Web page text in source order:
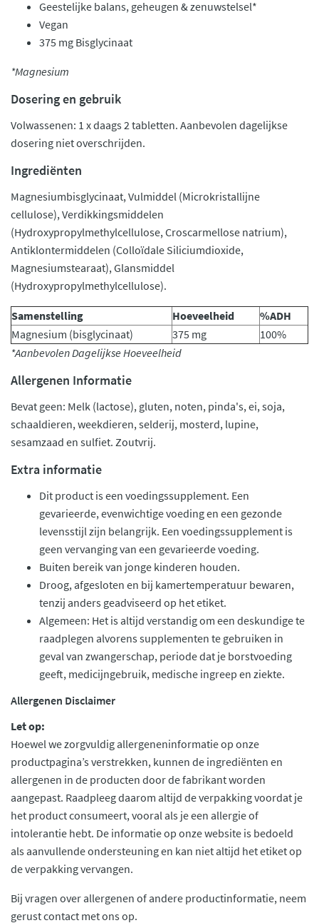
Geestelijke balans, geheugen & zenuwstelsel*
Vegan
375 mg Bisglycinaat
*Magnesium
Dosering en gebruik
Volwassenen: 1 x daags 2 tabletten. Aanbevolen dagelijkse
dosering niet overschrijden.
Ingrediënten
Magnesiumbisglycinaat, Vulmiddel (Microkristallijne
cellulose), Verdikkingsmiddelen
(Hydroxypropylmethylcellulose, Croscarmellose natrium),
Antiklontermiddelen (Colloïdale Siliciumdioxide,
Magnesiumstearaat), Glansmiddel
(Hydroxypropylmethylcellulose).
Samenstelling Hoeveelheid
%ADH
Magnesium (bisglycinaat)
375 mg
100%
*Aanbevolen Dagelijkse Hoeveelheid
Allergenen Informatie
Bevat geen: Melk (lactose), gluten, noten, pinda's, ei, soja,
schaaldieren, weekdieren, selderij, mosterd, lupine,
sesamzaad en sulfiet. Zoutvrij.
Extra informatie
Dit product is een voedingssupplement. Een
gevarieerde, evenwichtige voeding en een gezonde
levensstijl zijn belangrijk. Een voedingssupplement is
geen vervanging van een gevarieerde voeding.
Buiten bereik van jonge kinderen houden.
Droog, afgesloten en bij kamertemperatuur bewaren,
tenzij anders geadviseerd op het etiket.
Algemeen: Het is altijd verstandig om een deskundige te
raadplegen alvorens supplementen te gebruiken in
geval van zwangerschap, periode dat je borstvoeding
geeft, medicijngebruik, medische ingreep en ziekte.
Allergenen Disclaimer
Let op:
Hoewel we zorgvuldig allergeneninformatie op onze
productpagina’s verstrekken, kunnen de ingrediënten en
allergenen in de producten door de fabrikant worden
aangepast. Raadpleeg daarom altijd de verpakking voordat je
het product consumeert, vooral als je een allergie of
intolerantie hebt. De informatie op onze website is bedoeld
als aanvullende ondersteuning en kan niet altijd het etiket op
de verpakking vervangen.
Bij vragen over allergenen of andere productinformatie, neem
gerust contact met ons op.